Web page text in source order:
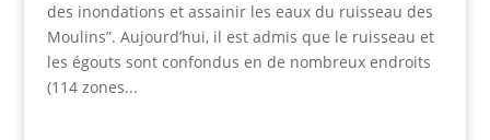
des inondations et assainir les eaux du ruisseau des
Moulins”. Aujourd’hui, il est admis que le ruisseau et
les égouts sont confondus en de nombreux endroits
(114 zones...